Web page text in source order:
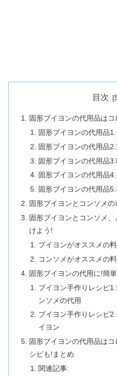
目次
固形ブイヨンの代用品はコ
固形ブイヨンの代用品
固形ブイヨンの代用品
固形ブイヨンの代用品3.
固形ブイヨンの代用品
固形ブイヨンの代用品
固形ブイヨンとコンソメ
固形ブイヨンとコンソメ
けよう!
ブイヨンがオススメの
コンソメがオススメの
固形ブイヨンの代用に!簡
ブイヨン手作りレシピ
ンソメの代用
ブイヨン手作りレシピ
イヨン
固形ブイヨンの代用品は
シピも!まとめ
関連記事: